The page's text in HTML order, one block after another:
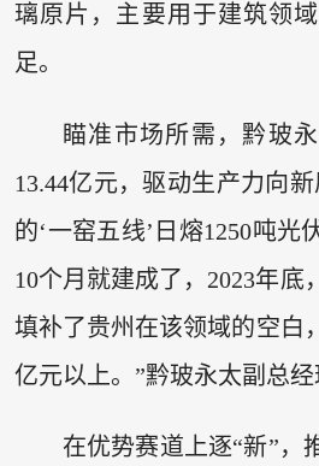
璃原片，主要用于建筑领
足。
瞄准市场所需，黔玻
13.44亿元，驱动生产力向
的‘一窑五线’日熔1250吨光
10个月就建成了，2023年底
填补了贵州在该领域的空白
亿元以上。”黔玻永太副总经
在优势赛道上逐“新”，